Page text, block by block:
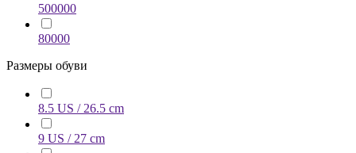
500000
80000
Размеры обуви
8.5 US / 26.5 cm
9 US / 27 cm